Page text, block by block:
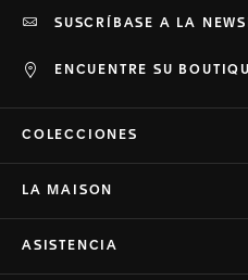
ENCUENTRE SU
SUSCRÍBASE A LA
COLECCIONES
LA MAISON
ASISTENCIA